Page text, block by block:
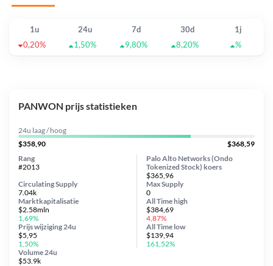
1u 24u 7d 30d
1j
0,20%
1,50% 9,80% 8,20% %
PANWON prijs statistieken
24u laag / hoog
$358,90
$368,59
Palo Alto Networks (Ondo
Tokenized Stock) koers
$365,96
Circulating Supply
7.04k
Prijs wijziging 24u
$5,95
1,50%
Max Supply
0
Marktkapitalisatie
$2.58mln
1,69%
Volume 24u
$53.9k
Rang
#2013
All Timehigh
$384,69
4,87%
All Time low
$139,94
161,52%